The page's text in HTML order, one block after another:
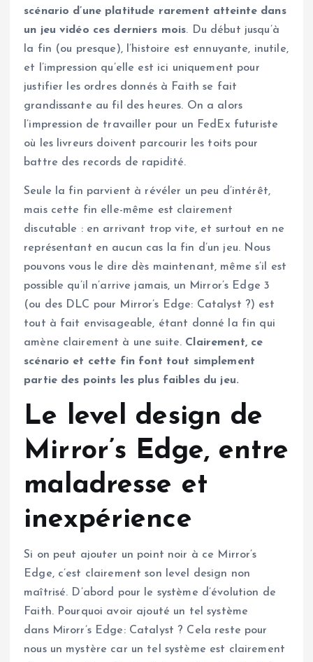
scénario d’une platitude rarement atteinte dans
un jeu vidéo ces derniers mois. Du début jusqu’à
la fin (ou presque), l’histoire est ennuyante, inutile,
et l’impression qu’elle est ici uniquement pour
justifier les ordres donnés à Faith se fait
grandissante au fil des heures. On a alors
l’impression de travailler pour un FedEx futuriste
où les livreurs doivent parcourir les toits pour
battre des records de rapidité.
Seule la fin parvient à révéler un peu d’intérêt,
mais cette fin elle-même est clairement
discutable : en arrivant trop vite, et surtout en ne
représentant en aucun cas la fin d’un jeu. Nous
pouvons vous le dire dès maintenant, même s’il est
possible qu’il n’arrive jamais, un Mirror’s Edge 3
(ou des DLC pour Mirror’s Edge: Catalyst ?) est
tout à fait envisageable, étant donné la fin qui
amène clairement à une suite. Clairement, ce
scénario et cette fin font tout simplement
partie des points les plus faibles du jeu.
Le level design de
Mirror’s Edge, entre
maladresse et
inexpérience
Si on peut ajouter un point noir à ce Mirror’s
Edge, c’est clairement son level design non
maîtrisé. D’abord pour le système d’évolution de
Faith. Pourquoi avoir ajouté un tel système
dans Mirorr’s Edge: Catalyst ? Cela reste pour
nous un mystère car un tel système est clairement